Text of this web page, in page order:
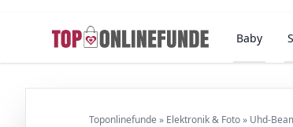
Baby
Toponlinefunde » Elektronik & Foto» Uhd-